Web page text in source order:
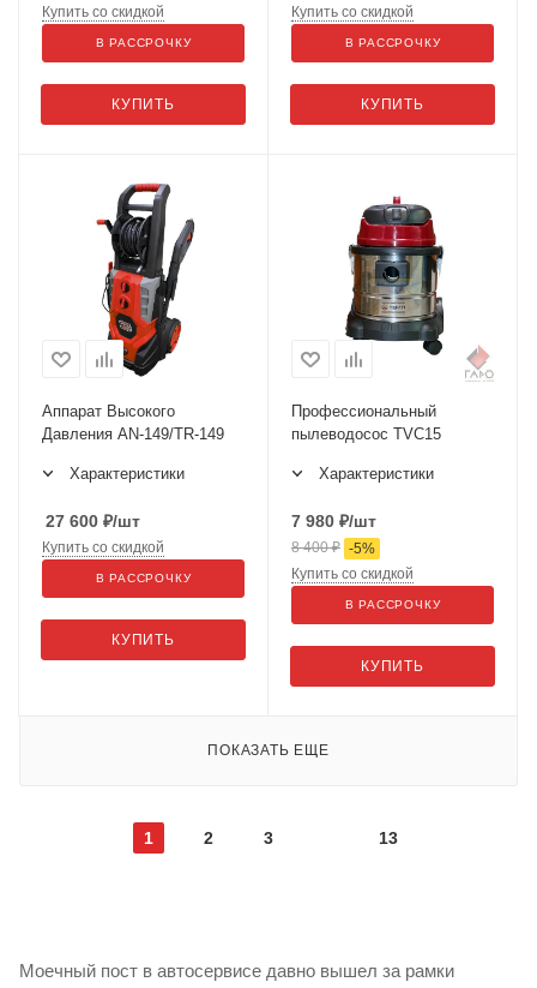
КУПИТЬ
Купить со скидкой
В РАССРОЧКУ
КУПИТЬ
Купить со скидкой
В РАССРОЧКУ
Аппарат Высокого
Давления AN-149/TR-149
Характеристики
27 600 ₽/шт
КУПИТЬ
Купить со скидкой
В РАССРОЧКУ
Профессиональный
пылеводосос TVC15
Характеристики
7 980 ₽/шт
8 400₽ -5%
КУПИТЬ
Купить со скидкой
В РАССРОЧКУ
ПОКАЗАТЬ ЕЩЕ
1 2 3 13
Моечный пост в автосервисе давно вышел за рамки